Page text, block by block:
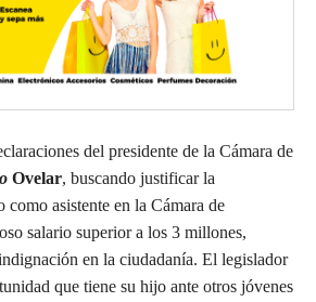
del presidente de la Cámara de
Ovelar, buscando justificar la
como asistente en la Cámara de
salario superior a los 3 millones,
en la ciudadanía. El legislador
que tiene su hijo ante otros jóvenes